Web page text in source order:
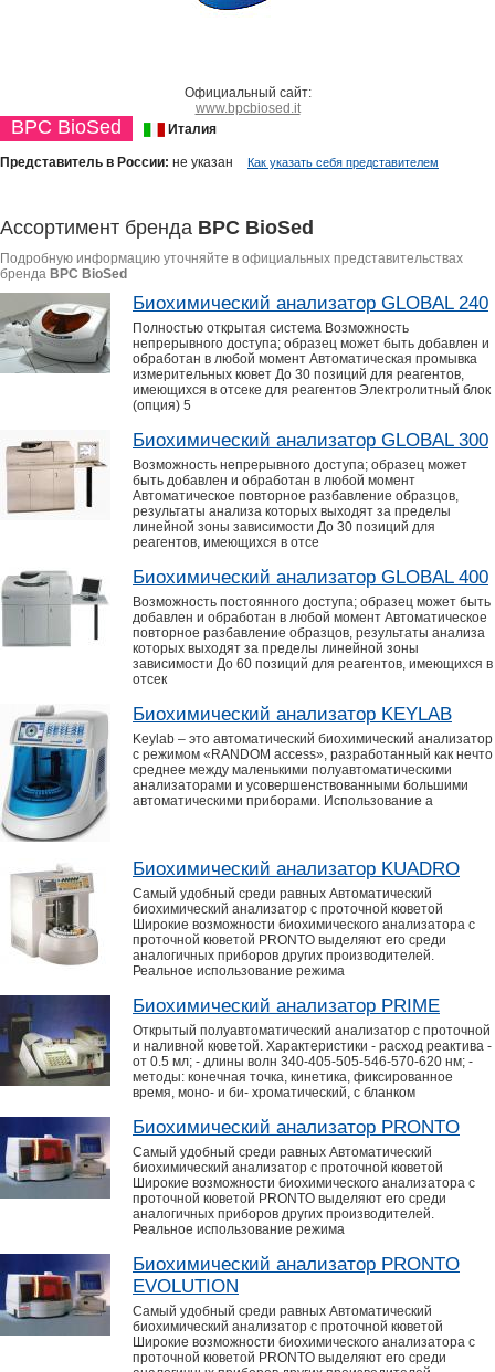
Официальный сайт:
www.bpcbiosed.it
BPC BioSed Италия
Представитель в России: не указан Как указать себя представителем
Ассортимент бренда BPC BioSed
Подробную информацию уточняйте в официальных представительствах
бренда BPC BioSed
Биохимический анализатор GLOBAL 240
Полностью открытая система Возможность
непрерывного доступа; образец может быть добавлен и
обработан в любой момент Автоматическая промывка
измерительных кювет До 30 позиций для реагентов,
имеющихся в отсеке для реагентов Электролитный блок
(опция) 5
Биохимический анализатор GLOBAL 300
Возможность непрерывного доступа; образец может
быть добавлен и обработан в любой момент
Автоматическое повторное разбавление образцов,
результаты анализа которых выходят за пределы
линейной зоны зависимости До 30 позиций для
реагентов, имеющихся в отсе
Биохимический анализатор GLOBAL 400
Возможность постоянного доступа; образец может быть
добавлен и обработан в любой момент Автоматическое
повторное разбавление образцов, результаты анализа
которых выходят за пределы линейной зоны
зависимости До 60 позиций для реагентов, имеющихся в
отсек
Биохимический анализатор KEYLAB
Keylab – это автоматический биохимический анализатор
с режимом «RANDOM access», разработанный как нечто
среднее между маленькими полуавтоматическими
анализаторами и усовершенствованными большими
автоматическими приборами. Использование а
Биохимический анализатор KUADRO
Самый удобный среди равных Автоматический
биохимический анализатор с проточной кюветой
Широкие возможности биохимического анализатора с
проточной кюветой PRONTO выделяют его среди
аналогичных приборов других производителей.
Реальное использование режима
Биохимический анализатор PRIME
Открытый полуавтоматический анализатор с проточной
и наливной кюветой. Характеристики - расход реактива -
от 0.5 мл; - длины волн 340-405-505-546-570-620 нм; -
методы: конечная точка, кинетика, фиксированное
время, моно- и би- хроматический, с бланком
Биохимический анализатор PRONTO
Самый удобный среди равных Автоматический
биохимический анализатор с проточной кюветой
Широкие возможности биохимического анализатора с
проточной кюветой PRONTO выделяют его среди
аналогичных приборов других производителей.
Реальное использование режима
Биохимический анализатор PRONTO
EVOLUTION
Самый удобный среди равных Автоматический
биохимический анализатор с проточной кюветой
Широкие возможности биохимического анализатора с
проточной кюветой PRONTO выделяют его среди